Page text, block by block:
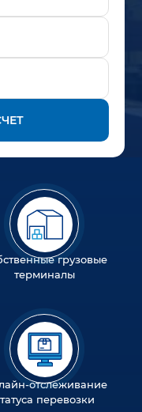
грузовые
терминалы
отслеживание
перевозки